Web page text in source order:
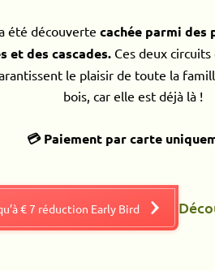
été découverte cachée parmi des
et des cascades.Ces deux circuits
le plaisir de toute la
bois, car elle est déjà là !
💳 Paiement par carte
€ 7 réduction Early Bird